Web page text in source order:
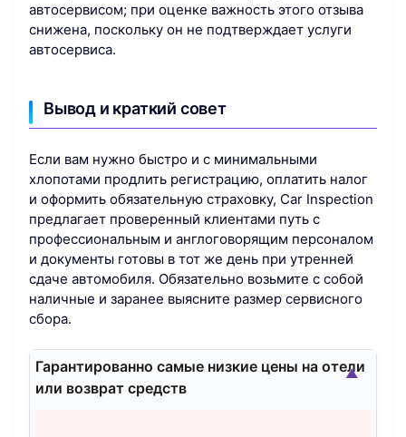
автосервисом; при оценке важность этого отзыва
снижена, поскольку он не подтверждает услуги
автосервиса.
Вывод и краткий совет
Если вам нужно быстро и с минимальными
хлопотами продлить регистрацию, оплатить налог
и оформить обязательную страховку, Car Inspection
предлагает проверенный клиентами путь с
профессиональным и англоговорящим персоналом
и документы готовы в тот же день при утренней
сдаче автомобиля. Обязательно возьмите с собой
наличные и заранее выясните размер сервисного
сбора.
Гарантированно самые низкие цены на отели
или возврат средств
▲